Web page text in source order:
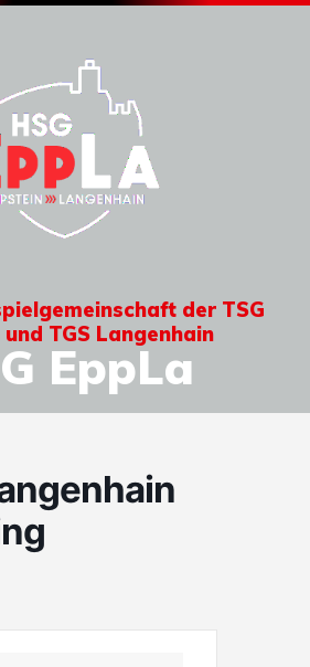
der TSG
TGS Langenhain
EppLa